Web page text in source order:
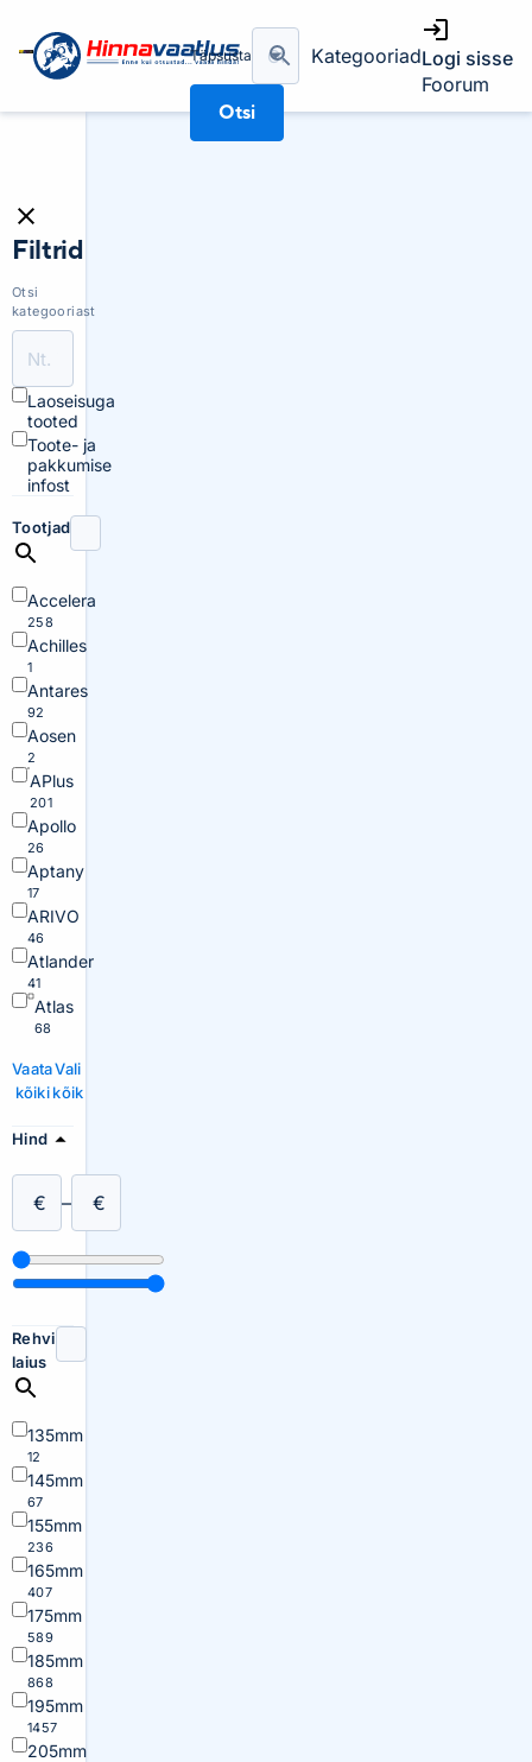
Täpsusta
Otsi
KategooriadLogi sisse
Foorum
Filtrid
Otsi
kategooriast
Laoseisuga
tooted
Toote- ja
pakkumise
infost
Tootjad
Accelera
258
Achilles
1
Antares
92
Aosen
2
APlus
201
Apollo
26
Aptany
17
ARIVO
46
Atlander
41
Atlas
68
Vaata
kõiki
Vali
kõik
Hind
€ – €
Rehvi
laius
135mm
12
145mm
67
155mm
236
165mm
407
175mm
589
185mm
868
195mm
1457
205mm